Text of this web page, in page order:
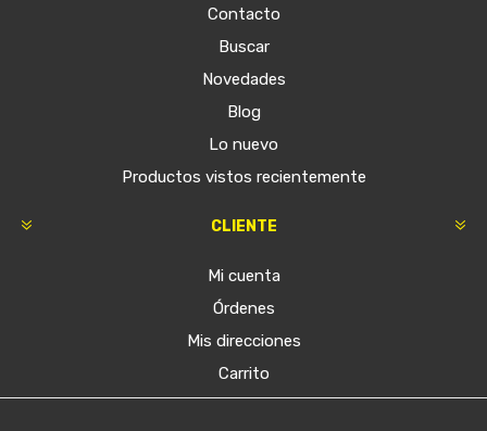
Contacto
Buscar
Novedades
Blog
Lo nuevo
Productos vistos recientemente
CLIENTE
Mi cuenta
Órdenes
Mis direcciones
Carrito